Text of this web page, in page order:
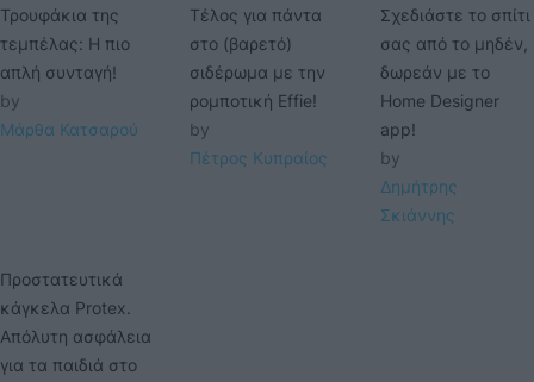
Τρουφάκια της
τεμπέλας: Η πιο
απλή συνταγή!
by
Μάρθα Κατσαρού
Τέλος για πάντα
στο (βαρετό)
σιδέρωμα με την
ρομποτική Effie!
by
Πέτρος Κυπραίος
Σχεδιάστε το σπίτι
σας από το μηδέν,
δωρεάν με το
Home Designer
app!
by
Δημήτρης
Σκιάννης
Προστατευτικά
κάγκελα Protex.
Απόλυτη ασφάλεια
για τα παιδιά στο